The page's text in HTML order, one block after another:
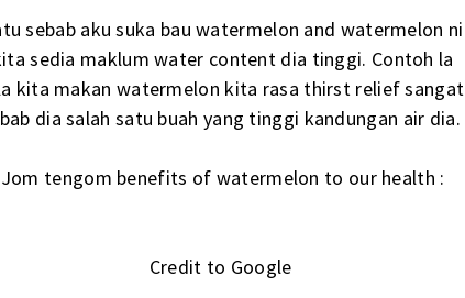
sebab aku suka bau watermelon and watermelon ni
sedia maklum water content dia tinggi. Contoh la
kita makan watermelon kita rasa thirst relief sangat
dia salah satu buah yang tinggi kandungan air dia.
Jom tengom benefits of watermelon to our health :
Credit to Google